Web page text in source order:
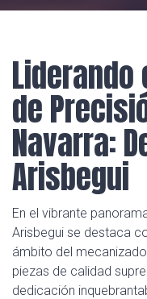
de
Navarra:
Arisbegui
En el vibrante
Arisbegui se destaca
ámbito del
piezas de calidad
dedicación